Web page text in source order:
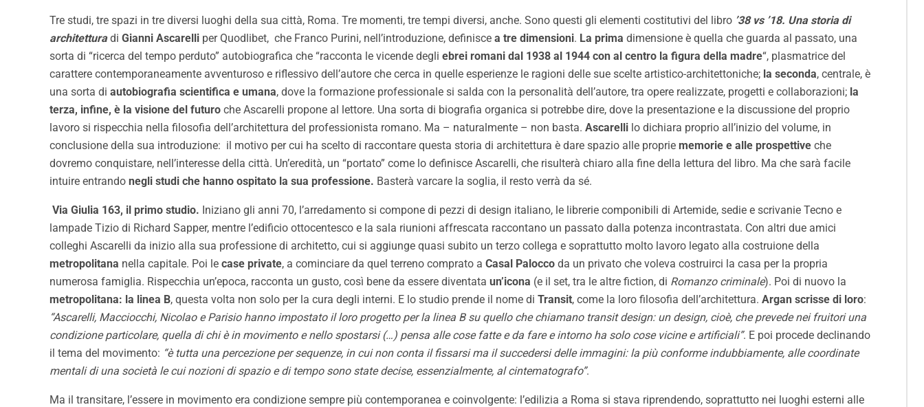
Tre studi, tre spazi in tre diversi luoghi della sua città, Roma. Tre momenti, tre tempi diversi, anche. Sono questi gli elementi costitutivi del libro ’38 vs ’18. Una storia di
architetturadi Gianni Ascarelli per Quodlibet, che Franco Purini, nell’introduzione, definisce a tre dimensioni. La prima dimensione è quella che guarda al passato, una
sorta di “ricerca del tempo perduto” autobiografica che “racconta le vicende degli ebrei romani dal 1938 al 1944 con al centro la figura della madre“, plasmatrice del
carattere contemporaneamente avventuroso e riflessivo dell’autore che cerca in quelle esperienze le ragioni delle sue scelte artistico-architettoniche; la seconda, centrale, è
una sorta di autobiografia scientifica e umana, dove la formazione professionale si salda con la personalità dell’autore, tra opere realizzate, progetti e collaborazioni; la
terza, infine, è la visione del futuro che Ascarelli propone al lettore. Una sorta di biografia organica si potrebbe dire, dove la presentazione e la discussione del proprio
lavoro si rispecchia nella filosofia dell’architettura del professionista romano. Ma – naturalmente – non basta. Ascarelli lo dichiara proprio all’inizio del volume, in
conclusione della sua introduzione: il motivo per cui ha scelto di raccontare questa storia di architettura è dare spazio alle proprie memorie e alle prospettive che
dovremo conquistare, nell’interesse della città. Un’eredità, un “portato” come lo definisce Ascarelli, che risulterà chiaro alla fine della lettura del libro. Ma che sarà facile
intuire entrando negli studi che hanno ospitato la sua professione. Basterà varcare la soglia, il resto verrà da sé.
Via Giulia 163, il primo studio. Iniziano gli anni 70, l’arredamento si compone di pezzi di design italiano, le librerie componibili di Artemide, sedie e scrivanie Tecno e
lampade Tizio di Richard Sapper, mentre l’edificio ottocentesco e la sala riunioni affrescata raccontano un passato dalla potenza incontrastata. Con altri due amici
colleghi Ascarelli da inizio alla sua professione di architetto, cui si aggiunge quasi subito un terzo collega e soprattutto molto lavoro legato alla costruione della
metropolitana nella capitale. Poi le case private, a cominciare da quel terreno comprato a Casal Palocco da un privato che voleva costruirci la casa per la propria
numerosa famiglia. Rispecchia un’epoca, racconta un gusto, così bene da essere diventata un’icona (e il set, tra le altre fiction, di Romanzo criminale). Poi di nuovo la
metropolitana: la linea B, questa volta non solo per la cura degli interni. E lo studio prende il nome di Transit, come la loro filosofia dell’architettura. Argan scrisse di loro:
“Ascarelli, Macciocchi, Nicolao e Parisio hanno impostato il loro progetto per la linea B su quello che chiamano transit design: un design, cioè, che prevede nei fruitori una
condizione particolare, quella di chi è in movimento e nello spostarsi (…) pensa alle cose fatte e da fare e intorno ha solo cose vicine e artificiali”. E poi procede declinando
il tema del movimento: “è tutta una percezione per sequenze, in cui non conta il fissarsi ma il succedersi delle immagini: la più conforme indubbiamente, alle coordinate
mentali di una società le cui nozioni di spazio e di tempo sono state decise, essenzialmente, al cintematografo”.
Ma il transitare, l’essere in movimento era condizione sempre più contemporanea e coinvolgente: l’edilizia a Roma si stava riprendendo, soprattutto nei luoghi esterni alle